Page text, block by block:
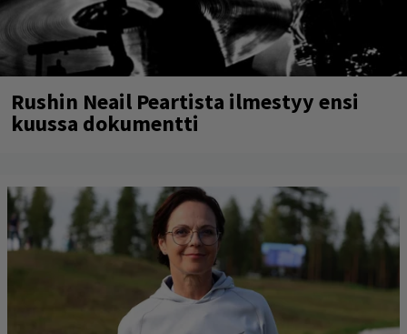
Rushin Neail Peartista ilmestyy ensi
kuussa dokumentti